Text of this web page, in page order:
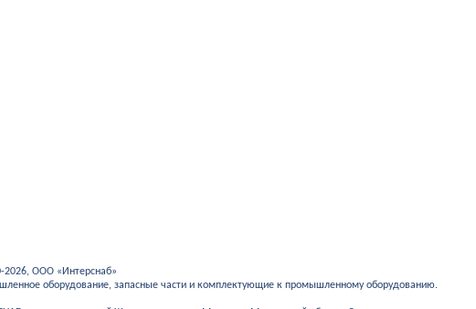
2026, ООО «Интерснаб»
оборудование, запасные части и комплектующие к промышленному оборудованию.